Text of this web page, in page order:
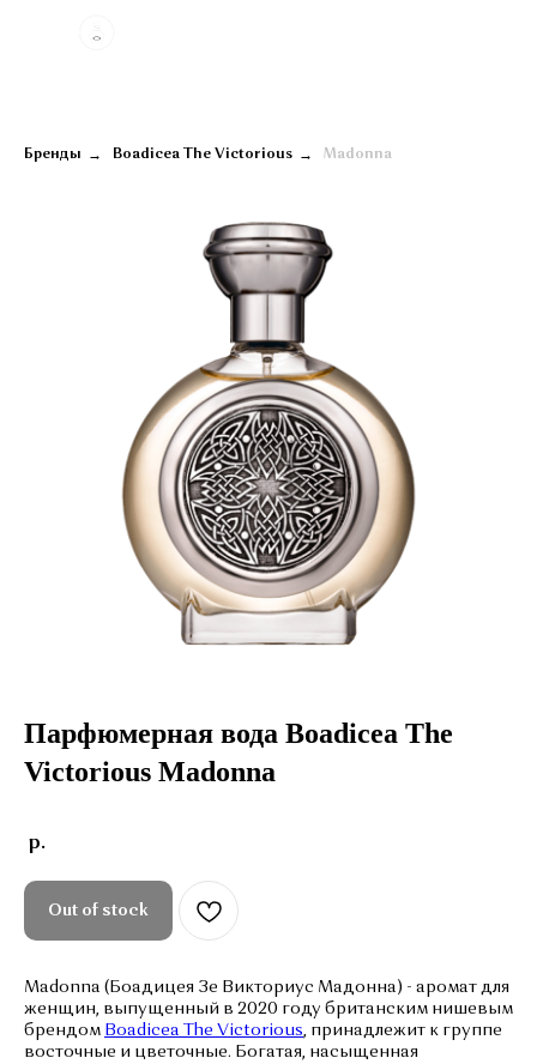
Бренды → Boadicea The Victorious → Madonna
Парфюмерная вода Boadicea The
Victorious Madonna
р.
Out of stock
Madonna (Боадицея Зе Викториус Мадонна) - аромат для
женщин, выпущенный в 2020 году британским нишевым
брендом Boadicea The Victorious, принадлежит к группе
восточные и цветочные. Богатая, насыщенная